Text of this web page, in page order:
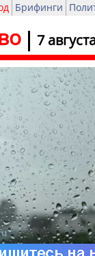
Брифинги
7